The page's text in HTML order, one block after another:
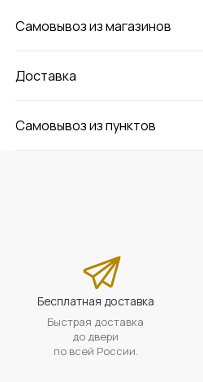
Самовывоз из магазинов
Доставка
Самовывоз из пунктов
Бесплатная доставка
Быстрая доставка
до двери
по всей России.